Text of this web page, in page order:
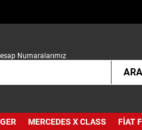
Numaralarımız
ARA
MERCEDES X CLASS FIAT